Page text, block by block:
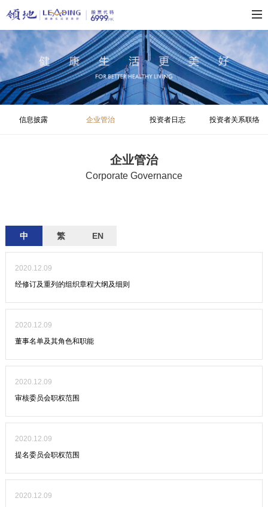
信息披露 企业管治 投资者日志 投资者关系联络
企业管治
Corporate Governance
中 繁 EN
2020.12.09
经修订及重列的组织章程大纲及细则
2020.12.09
董事名单及其角色和职能
2020.12.09
审核委员会职权范围
2020.12.09
提名委员会职权范围
2020.12.09